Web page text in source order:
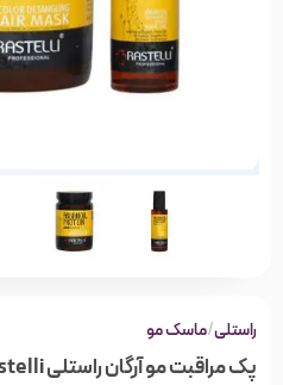
راستلی/ماسک مو
پک مراقبت مو آرگان راستلی Rastelli